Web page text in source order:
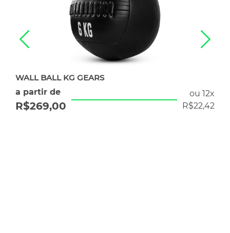
WALL BALL KG GEARS
ou 12x
R$22,42
a partir de
R$269,00